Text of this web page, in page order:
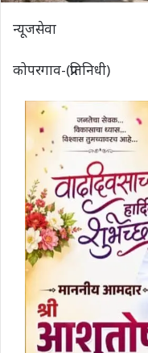
न्यूजसेवा
कोपरगाव-(प्रतिनिधी)